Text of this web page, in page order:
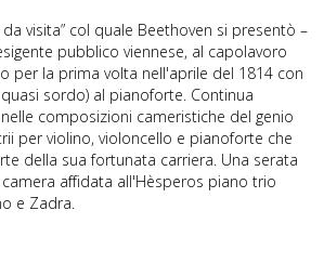
visita” col quale Beethoven si presentò –
pubblico viennese, al capolavoro
per la prima volta nell'aprile del 1814 con
sordo) al pianoforte. Continua
composizioni cameristiche del genio
per violino, violoncello e pianoforte che
della sua fortunata carriera. Una serata
affidata all'Hèsperos piano trio
e Zadra.